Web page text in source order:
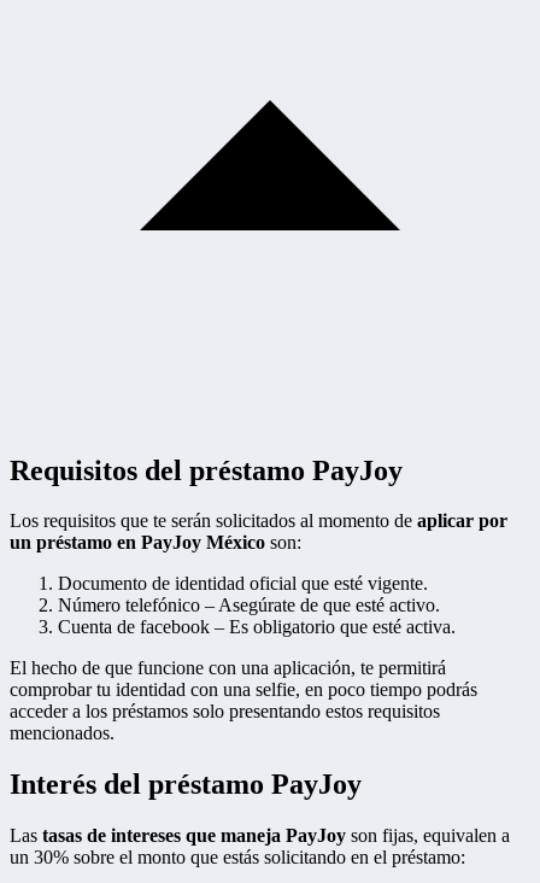
Requisitos del préstamo PayJoy
Los requisitos que te serán solicitados al momento de aplicar por
un préstamo en PayJoy México son:
Documento de identidad oficial que esté vigente.
Número telefónico – Asegúrate de que esté activo.
Cuenta de facebook – Es obligatorio que esté activa.
El hecho de que funcione con una aplicación, te permitirá
comprobar tu identidad con una selfie, en poco tiempo podrás
acceder a los préstamos solo presentando estos requisitos
mencionados.
Interés del préstamo PayJoy
Las tasas de intereses que maneja PayJoy son fijas, equivalen a
un 30% sobre el monto que estás solicitando en el préstamo: